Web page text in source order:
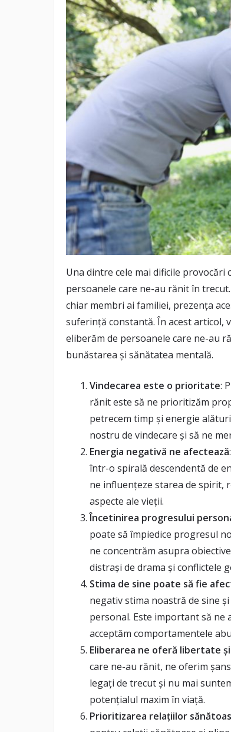
Una dintre cele mai dificile
persoanele care ne-au rănit în
chiar membri ai familiei, prezența
suferință constantă. În acest articol,
eliberăm de persoanele care ne-au
bunăstarea și sănătatea mentală.
Vindecarea este o prioritate:
rănit este să ne prioritizăm
petrecem timp și energie
nostru de vindecare și să ne
Energia negativă ne afectează
într-o spirală descendentă de
ne influențeze starea de spirit,
aspecte ale vieții.
Încetinirea progresului
poate să împiedice progresul
ne concentrăm asupra
distrași de drama și conflictele
Stima de sine poate să fie
negativ stima noastră de sine
personal. Este important să ne
acceptăm comportamentele
Eliberarea ne oferă libertate
care ne-au rănit, ne oferim
legați de trecut și nu mai
potențialul maxim în viață.
Prioritizarea relațiilor